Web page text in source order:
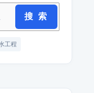
搜 索
工程